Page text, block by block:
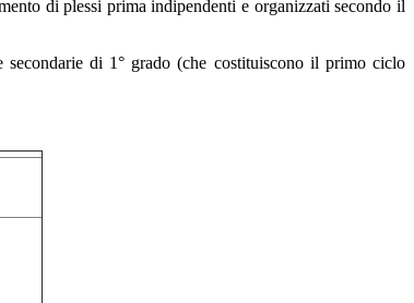
di plessi prima indipendenti e organizzati secondo il
di 1° grado (che costituiscono il primo ciclo